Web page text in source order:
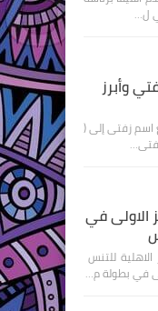
ل…
وأبرز
اسم زفتى إلى (
فتى…
الاولى في
للتنس
في بطولة م…